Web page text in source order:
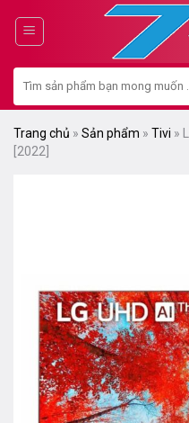
dung
kiếm:
Trang chủ » Sản phẩm » Tivi »
[2022]